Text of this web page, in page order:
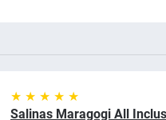
★ ★ ★ ★ ★
Salinas Maragogi All